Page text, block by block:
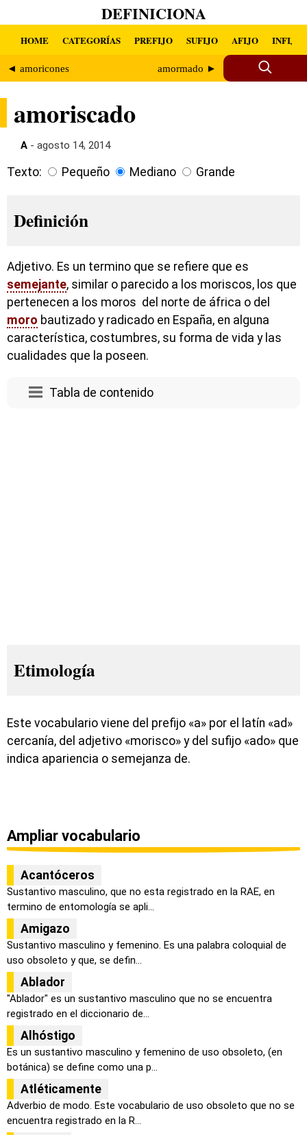
DEFINICIONA
HOME CATEGORÍAS PREFIJO SUFIJO AFIJO INFIJO
◄ amoricones amormado ►
amoriscado
A - agosto 14, 2014
Texto: Pequeño Mediano Grande
Definición
Adjetivo. Es un termino que se refiere que es
semejante, similar o parecido a los moriscos, los que
pertenecen a los moros del norte de áfrica o del
moro bautizado y radicado en España, en alguna
característica, costumbres, su forma de vida y las
cualidades que la poseen.
Tabla de contenido
Etimología
Este vocabulario viene del prefijo «a» por el latín «ad»
cercanía, del adjetivo «morisco» y del sufijo «ado» que
indica apariencia o semejanza de.
Ampliar vocabulario
Acantóceros
Sustantivo masculino, que no esta registrado en la RAE, en
termino de entomología se apli...
Amigazo
Sustantivo masculino y femenino. Es una palabra coloquial de
uso obsoleto y que, se defin...
Ablador
"Ablador" es un sustantivo masculino que no se encuentra
registrado en el diccionario de...
Alhóstigo
Es un sustantivo masculino y femenino de uso obsoleto, (en
botánica) se define como una p...
Atléticamente
Adverbio de modo. Este vocabulario de uso obsoleto que no se
encuentra registrado en la R...